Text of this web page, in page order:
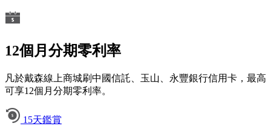
12個月分期零利率
凡於戴森線上商城刷中國信託、玉山、永豐銀行信用卡，最高
可享12個月分期零利率。
15天鑑賞